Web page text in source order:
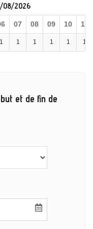
08/2026
07 08 09 10 11
1 1 1 1 1 1
et de fin de